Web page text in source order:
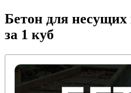
Бетон для
за 1 куб